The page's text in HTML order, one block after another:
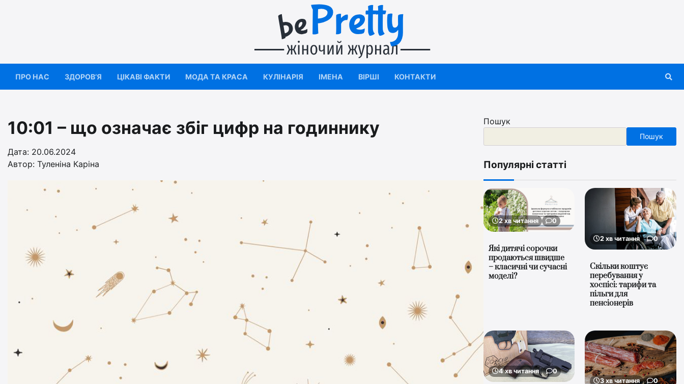
ПРО НАС ЗДОРОВ’Я ЦІКАВІ ФАКТИ МОДА ТА КРАСА КУЛІНАРІЯ ІМЕНА ВІРШІ КОНТАКТИ
10:01 – що означає збіг цифр на годиннику
Дата: 20.06.2024
Автор: Туленіна Каріна
Пошук
Пошук
Популярні статті
2 хв читання 0
Які дитячі сорочки
продаються швидше
– класичні чи сучасні
моделі?
2 хв читання 0
Скільки коштує
перебування у
хоспісі: тарифи та
пільги для
пенсіонерів
4 хв читання 0
3 хв читання 0